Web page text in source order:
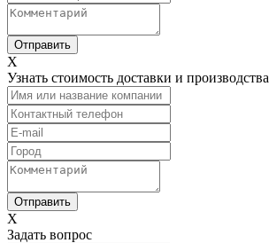
X
Узнать стоимость доставки и производства
X
Задать вопрос